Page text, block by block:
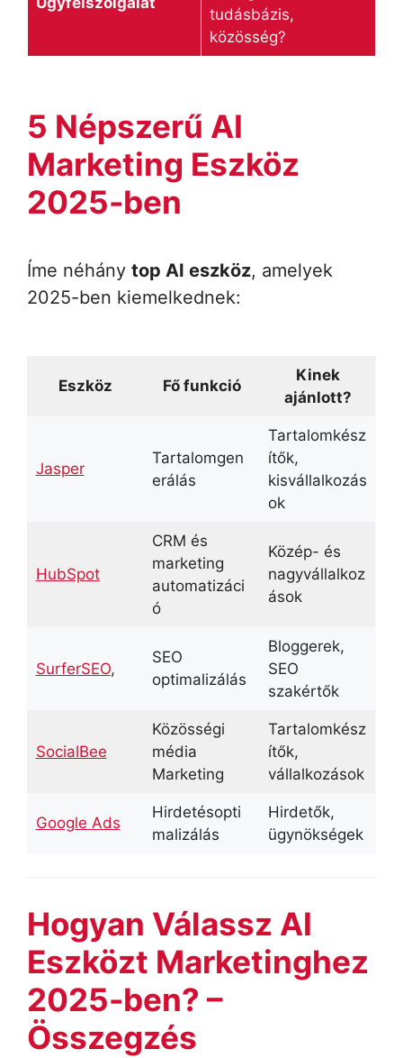
tudásbázis,
közösség?
5 Népszerű AI
Marketing Eszköz
2025-ben
Íme néhány top AI eszköz, amelyek
2025-ben kiemelkednek:
Eszköz Fő funkció
Kinek
ajánlott?
Jasper
Tartalomgen
erálás
Tartalomkész
ítők,
kisvállalkozás
ok
HubSpot
CRM és
marketing
automatizáci
ó
Közép- és
nagyvállalkoz
ások
SurferSEO,
SEO
optimalizálás
Bloggerek,
SEO
szakértők
SocialBee
Közösségi
média
Marketing
Tartalomkész
ítők,
vállalkozások
Google Ads
Hirdetésopti
malizálás
Hirdetők,
ügynökségek
Hogyan Válassz AI
Eszközt Marketinghez
2025-ben? –
Összegzés